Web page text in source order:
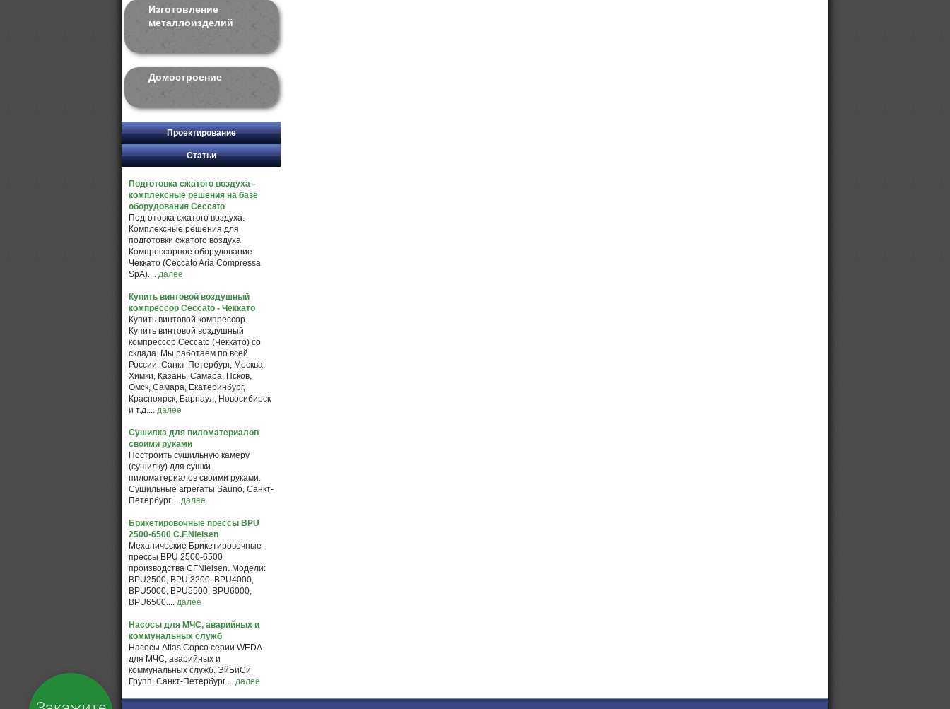
Изготовление
металлоизделий
Домостроение
Проектирование
Статьи
Подготовка сжатого воздуха -
комплексные решения на базе
оборудования Ceccato
Подготовка сжатого воздуха.
Комплексные решения для
подготовки сжатого воздуха.
Компрессорное оборудование
Чеккато (Ceccato Aria Compressa
SpA).... далее
Купить винтовой воздушный
компрессор Ceccato - Чеккато
Купить винтовой компрессор.
Купить винтовой воздушный
компрессор Ceccato (Чеккато) со
склада. Мы работаем по всей
России: Санкт-Петербург, Москва,
Химки, Казань, Самара, Псков,
Омск, Самара, Екатеринбург,
Красноярск, Барнаул, Новосибирск
и т.д.... далее
Сушилка для пиломатериалов
своими руками
Построить сушильную камеру
(сушилку) для сушки
пиломатериалов своими руками.
Сушильные агрегаты Sauno, Санкт-
Петербург.... далее
Брикетировочные прессы BPU
2500-6500 C.F.Nielsen
Механические Брикетировочные
прессы BPU 2500-6500
производства CFNielsen. Модели:
BPU2500, BPU 3200, BPU4000,
BPU5000, BPU5500, BPU6000,
BPU6500.... далее
Насосы для МЧС, аварийных и
коммунальных служб
Насосы Atlas Copco серии WEDA
для МЧС, аварийных и
коммунальных служб. ЭйБиСи
Групп, Санкт-Петербург.... далее